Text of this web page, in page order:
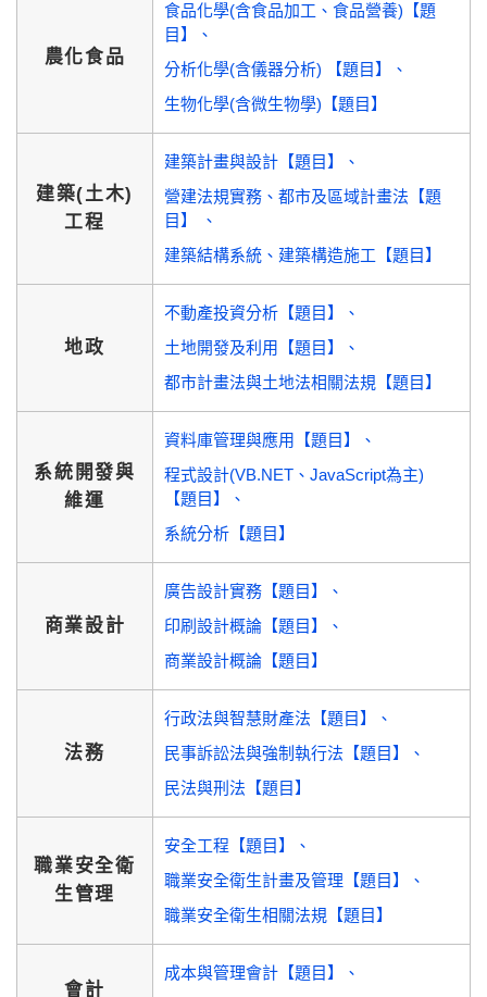
農化食品
食品化學(含食品加工、食品營養)【題
目】
分析化學(含儀器分析) 【題目】
生物化學(含微生物學)【題目】
建築(土木)
工程
建築計畫與設計【題目】
營建法規實務、都市及區域計畫法【題
目】
建築結構系統、建築構造施工【題目】
地政
不動產投資分析【題目】
土地開發及利用【題目】
都市計畫法與土地法相關法規【題目】
系統開發與
維運
資料庫管理與應用【題目】
程式設計(VB.NET、JavaScript為主)
【題目】
系統分析【題目】
商業設計
廣告設計實務【題目】
印刷設計概論【題目】
商業設計概論【題目】
法務
行政法與智慧財產法【題目】
民事訴訟法與強制執行法【題目】
民法與刑法【題目】
職業安全衛
生管理
安全工程【題目】
職業安全衛生計畫及管理【題目】
職業安全衛生相關法規【題目】
會計
成本與管理會計【題目】